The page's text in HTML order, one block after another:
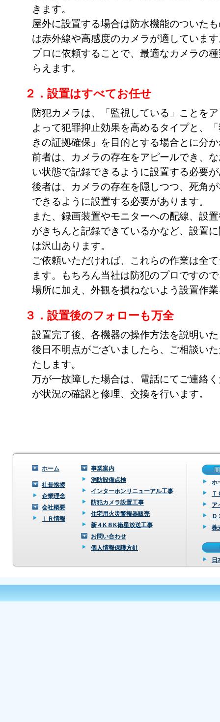
きます。
屋外に設置する場合は防水機能のついた
は赤外線や高感度のカメラが適していま
プロに依頼することで、最適なカメラの
らえます。
２．設置はすべてお任せ
防犯カメラは、「監視している」ことを
よって犯罪抑止効果を高めるタイプと、
きの証拠確保」を目的とする場合とに分
前者は、カメラの存在をアピールでき、
い状態で記録できるように設置する必要
後者は、カメラの存在を隠しつつ、死角
できるように設置する必要があります。
また、録画装置やモニターへの配線、設
がきちんと記録できているかなど、設置
は沢山あります。
ご依頼いただければ、これらの作業は全
ます。もちろん当社は防犯のプロですの
場所に加え、外観を損ねないよう設置作
３．設置後のフォローも万全
設置完了後、各機器の操作方法を説明い
後日不明点がございましたら、ご相談い
たします。
万が一故障した場合は、電話にてご連絡
が状況の確認と修理、交換を行います。
ホーム
社長挨拶
企業理念
会社概要
ＩＲ情報
事業案内
消防設備点検
インターホンリニューアル工事
防犯カメラ設置工事
住宅用火災警報器販売
新４K８K衛星放送工事
お問い合わせ
個人情報保護方針
ホ
Ｔ
ア
Ｄ
株
日